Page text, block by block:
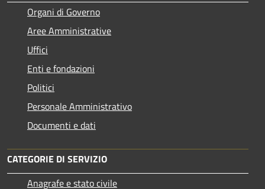
Organi di Governo
Aree Amministrative
Uffici
Enti e fondazioni
Politici
Personale Amministrativo
Documenti e dati
CATEGORIE DI SERVIZIO
Anagrafe e stato civile